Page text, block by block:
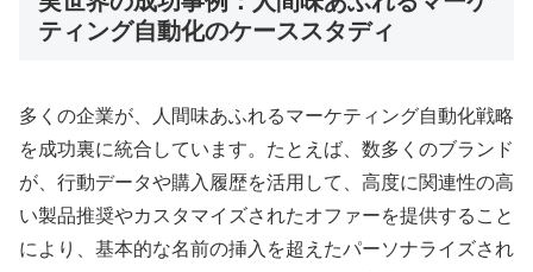
ティング自動化のケーススタディ
多くの企業が、人間味あふれるマーケティング自動化戦略
を成功裏に統合しています。たとえば、数多くのブランド
が、行動データや購入履歴を活用して、高度に関連性の高
い製品推奨やカスタマイズされたオファーを提供すること
により、基本的な名前の挿入を超えたパーソナライズされ